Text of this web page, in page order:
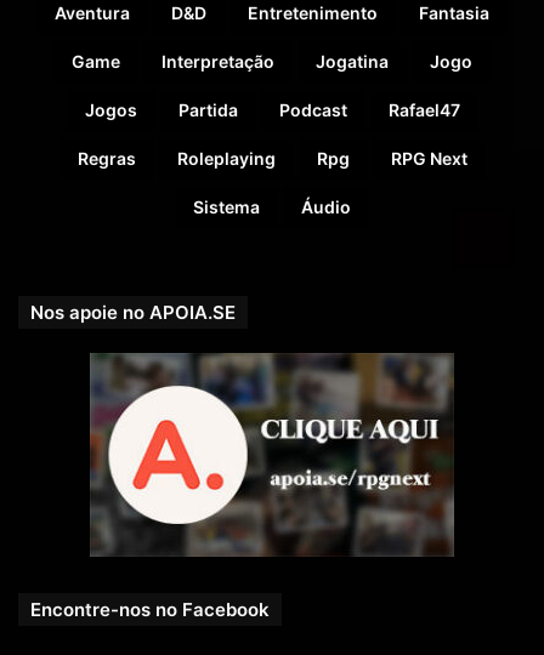
Aventura D&D Entretenimento Fantasia
Game Interpretação Jogatina Jogo
Jogos Partida Podcast Rafael47
Regras Roleplaying Rpg RPG Next
Sistema Áudio
Nos apoie no APOIA.SE
Encontre-nos no Facebook